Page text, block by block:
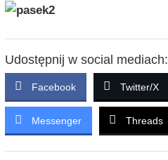
Udostępnij w social mediach:
Facebook Twitter/X
Messenger Threads